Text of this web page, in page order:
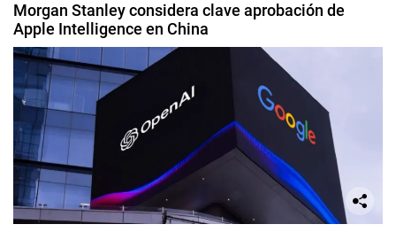
Morgan Stanley considera clave aprobación de
Apple Intelligence en China